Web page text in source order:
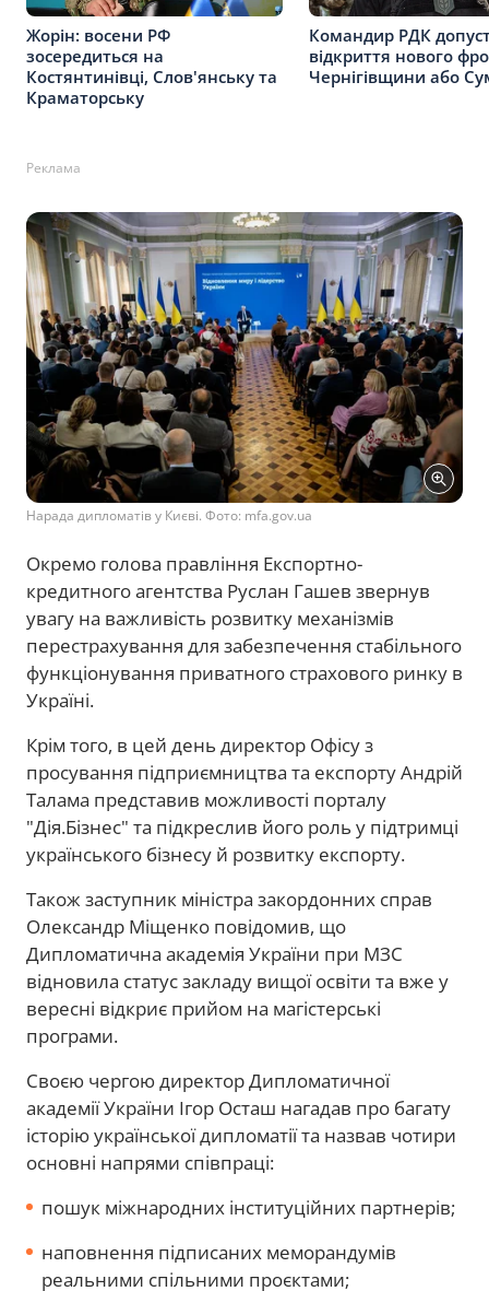
Жорін: восени РФ
зосередиться на
Костянтинівці, Слов'янську та
Краматорську
Командир РДК
відкриття нового
Чернігівщини або
Реклама
Нарада дипломатів у Києві. Фото: mfa.gov.ua
Окремо голова правління Експортно-
кредитного агентства Руслан Гашев звернув
увагу на важливість розвитку механізмів
перестрахування для забезпечення стабільного
функціонування приватного страхового ринку в
Україні.
Крім того, в цей день директор Офісу з
просування підприємництва та експорту Андрій
Талама представив можливості порталу
"Дія.Бізнес" та підкреслив його роль у підтримці
українського бізнесу й розвитку експорту.
Також заступник міністра закордонних справ
Олександр Міщенко повідомив, що
Дипломатична академія України при МЗС
відновила статус закладу вищої освіти та вже у
вересні відкриє прийом на магістерські
програми.
Своєю чергою директор Дипломатичної
академії України Ігор Осташ нагадав про багату
історію української дипломатії та назвав чотири
основні напрями співпраці:
пошук міжнародних інституційних партнерів;
наповнення підписаних меморандумів
реальними спільними проєктами;